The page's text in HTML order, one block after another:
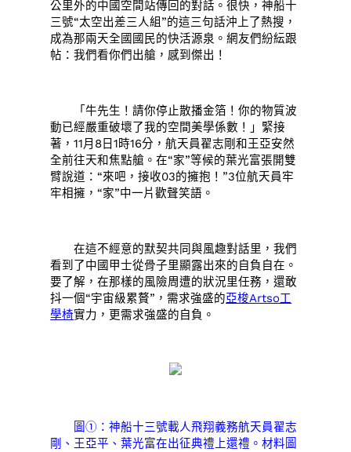
公里外的中國空間站傳回的對話。很快，神船十
三號“太空出差三人組”的這三句話沖上了熱搜，
成為那兩天全國國民的快活源泉。網友們紛紜跟
帖：我們看你們出艙，感到傑出！
「牛先生！請你停止散播金箔！你的物質波
動已經嚴重破壞了我的空間美學係數！」緊接
著，11月8日1時16分，航天員翟志剛和王亞安然
全前往天和焦點艙。在“家”等候的葉光富張開雙
臂說道：“來吧，接收03的擁抱！”3位航天員牢
牢相擁，“家”中一片歡聲笑語。
在這不經意的默契共同與風趣對話里，我們
看到了中國甲士從骨子里顯露出來的自負自在。
要了解，在那樣的風險周遭的狀況里任務，還敢
抖一個“宇宙級累贅”，需求強盛的亞梭Artso工
學椅實力，更需求強盛的自負。
圖①：神船十三號載人飛翔義務航天員翟志
剛、王亞平、葉光富在出征典禮上還禮。材料圖